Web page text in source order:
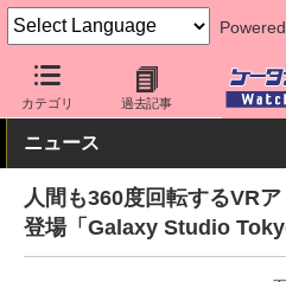
カテゴリ 過去記事
ケータイ Watch OS Android
ニュース
人間も360度回転するVR
登場「Galaxy Studio